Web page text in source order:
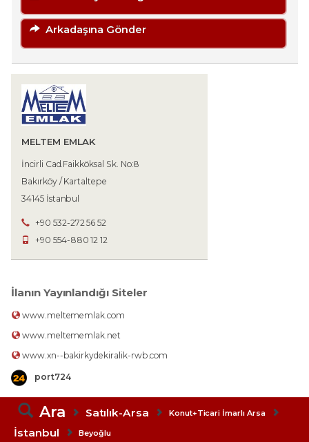
Arkadaşına Gönder
MELTEM EMLAK
İncirli Cad.Faikköksal Sk. No:8
Bakırköy / Kartaltepe
34145 İstanbul
+90 532-272 56 52
+90 554-880 12 12
İlanın Yayınlandığı Siteler
www.meltememlak.com
www.meltememlak.net
www.xn--bakirkydekiralik-rwb.com
port724
Ara Satılık-Arsa Konut+Ticari İmarlı Arsa
İstanbul Beyoğlu